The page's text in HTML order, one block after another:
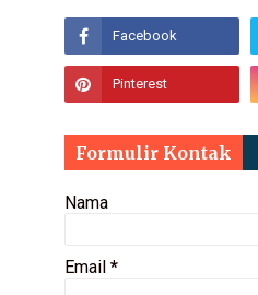
Formulir Kontak
Nama
Email *